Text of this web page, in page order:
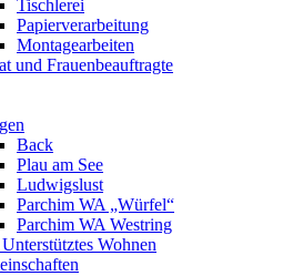
Tischlerei
Papierverarbeitung
Montagearbeiten
und Frauenbeauftragte
Back
Plau am See
Ludwigslust
Parchim WA „Würfel“
Parchim WA Westring
Wohnen